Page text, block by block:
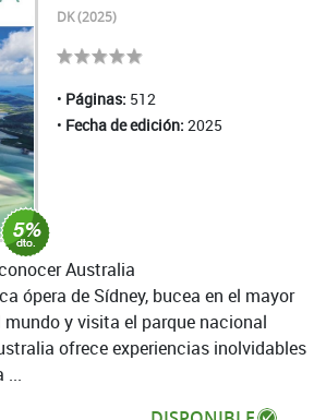
DK (2025)
Páginas: 512
Fecha de edición: 2025
Australia
ópera de Sídney, bucea en el mayor
y visita el parque nacional
ofrece experiencias inolvidables
...